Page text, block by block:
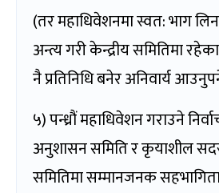
(तर महाधिवेशनमा स्वत: भाग
अन्त्य गरी केन्द्रीय समितिमा
नै प्रतिनिधि बनेर अनिवार्य
५) पन्ध्रौं महाधिवेशन गराउने
अनुशासन समिति र कृयाशील
समितिमा सम्मानजनक